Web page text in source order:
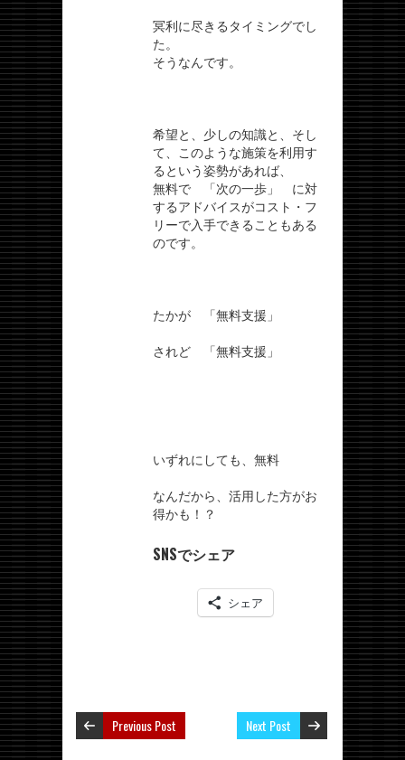
冥利に尽きるタイミングでし
た。
そうなんです。
希望と、少しの知識と、そし
て、このような施策を利用す
るという姿勢があれば、
無料で 「次の一歩」 に対
するアドバイスがコスト・フ
リーで入手できることもある
のです。
たかが 「無料支援」
されど 「無料支援」
いずれにしても、無料
なんだから、活用した方がお
得かも！？
SNSでシェア
シェア
Previous Post Next Post